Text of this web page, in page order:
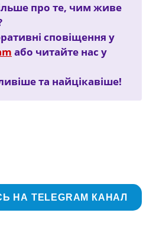
про те, чим живе
сповіщення у
або читайте нас у
та найцікавіше!
НА TELEGRAM КАНАЛ